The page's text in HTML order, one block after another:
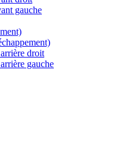
gauche
droit
gauche